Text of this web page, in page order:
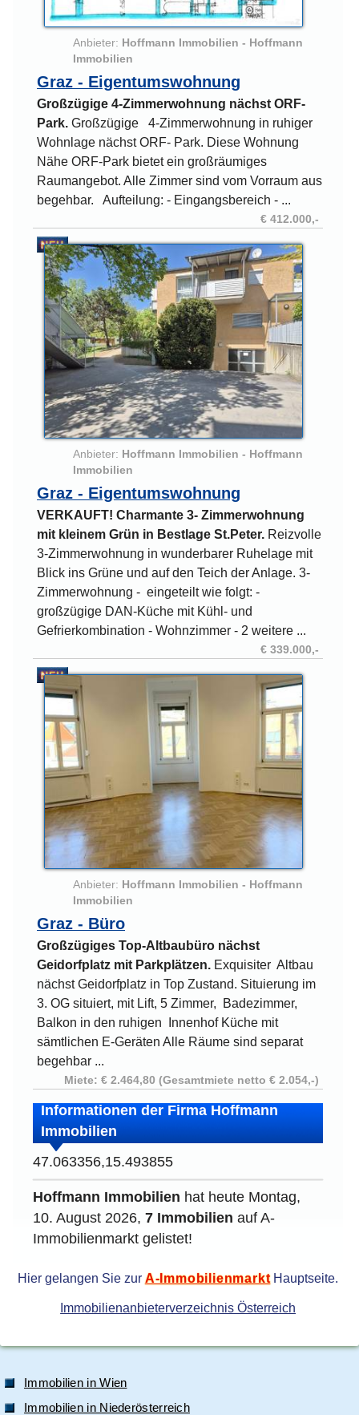
Anbieter: Hoffmann Immobilien - Hoffmann
Immobilien
Graz - Eigentumswohnung
Großzügige 4-Zimmerwohnung nächst ORF-
Park. Großzügige 4-Zimmerwohnung in ruhiger
Wohnlage nächst ORF- Park. Diese Wohnung
Nähe ORF-Park bietet ein großräumiges
Raumangebot. Alle Zimmer sind vom Vorraum aus
begehbar. Aufteilung: - Eingangsbereich - ...
€ 412.000,-
Anbieter: Hoffmann Immobilien - Hoffmann
Immobilien
Graz - Eigentumswohnung
VERKAUFT! Charmante 3- Zimmerwohnung
mit kleinem Grün in Bestlage St.Peter. Reizvolle
3-Zimmerwohnung in wunderbarer Ruhelage mit
Blick ins Grüne und auf den Teich der Anlage. 3-
Zimmerwohnung - eingeteilt wie folgt: -
großzügige DAN-Küche mit Kühl- und
Gefrierkombination - Wohnzimmer - 2 weitere ...
€ 339.000,-
Anbieter: Hoffmann Immobilien - Hoffmann
Immobilien
Graz - Büro
Großzügiges Top-Altbaubüro nächst
Geidorfplatz mit Parkplätzen. Exquisiter Altbau
nächst Geidorfplatz in Top Zustand. Situierung im
3. OG situiert, mit Lift, 5 Zimmer, Badezimmer,
Balkon in den ruhigen Innenhof Küche mit
sämtlichen E-Geräten Alle Räume sind separat
begehbar ...
Miete: € 2.464,80 (Gesamtmiete netto € 2.054,-)
Informationen der Firma Hoffmann
Immobilien
47.063356,15.493855
Hoffmann Immobilien hat heute Montag,
10. August 2026,7 Immobilien auf A-
Immobilienmarkt gelistet!
Hier gelangen Sie zur A-ImmobilienmarktHauptseite.
Immobilienanbieterverzeichnis Österreich
Immobilien in Wien
Immobilien in Niederösterreich